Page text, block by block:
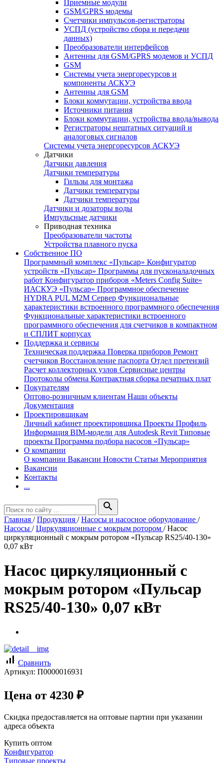
Приемные модули
GSM/GPRS модемы
Счетчики импульсов-регистраторы
УСПД (устройство сбора и передачи
данных)
Преобразователи интерфейсов
Антенны для GSM/GPRS модемов и УСПД
GSM
Системы учета энергоресурсов и
компоненты АСКУЭ
Антенны для GSM
Блоки коммутации, устройства ввода
Источники питания
Блоки коммутации, устройства ввода/вывода
Регистраторы нештатных ситуаций и
аналоговых сигналов
Системы учета энергоресурсов АСКУЭ
Датчики
Датчики давления
Датчики температуры
Гильзы для монтажа
Датчики температуры
Датчики температуры
Датчики и дозаторы воды
Импульсные датчики
Приводная техника
Преобразователи частоты
Устройства плавного пуска
Собственное ПО
Программный комплекс «Пульсар» Конфигуратор
устройств «Пульсар» Программы для пусконаладочных
работ Конфигуратор приборов «Meters Config Suite»
ИАСКУЭ «Пульсар» Программное обеспечение
HYDRA PUL M2M Сервер Функциональные
характеристики встроенного программного обеспечения
Функциональные характеристики встроенного
программного обеспечения для счетчиков в компактном
и СПЛИТ корпусах
Поддержка и сервисы
Техническая поддержка Поверка приборов Ремонт
счетчиков Восстановление паспорта Отдел претензий
Расчет коллекторных узлов Сервисные центры
Протоколы обмена Контрактная сборка печатных плат
Покупателям
Оптово-розничным клиентам Наши объекты
Документация
Проектировщикам
Личный кабинет проектировщика Проекты Профиль
Информация BIM-модели для Autodesk Revit Типовые
проекты Программа подбора насосов «Пульсар»
О компании
О компании Вакансии Новости Статьи Мероприятия
Вакансии
Контакты
...
search
Главная /Продукция /Насосы и насосное оборудование /
Насосы /Циркуляционные с мокрым ротором /Насос
циркуляционный с мокрым ротором «Пульсар RS25/40-130»
0,07 кВт
Насос циркуляционный с
мокрым ротором «Пульсар
RS25/40-130» 0,07 кВт
signal_cellular_alt Сравнить
Артикул: П0000016931
Цена от 4230 ₽
Скидка предоставляется на оптовые партии при указании
адреса объекта
Купить оптом
Конфигуратор
Типовые проекты